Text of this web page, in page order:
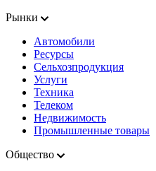
Рынки
Автомобили
Ресурсы
Сельхозпродукция
Услуги
Техника
Телеком
Недвижимость
Промышленные товары
Общество